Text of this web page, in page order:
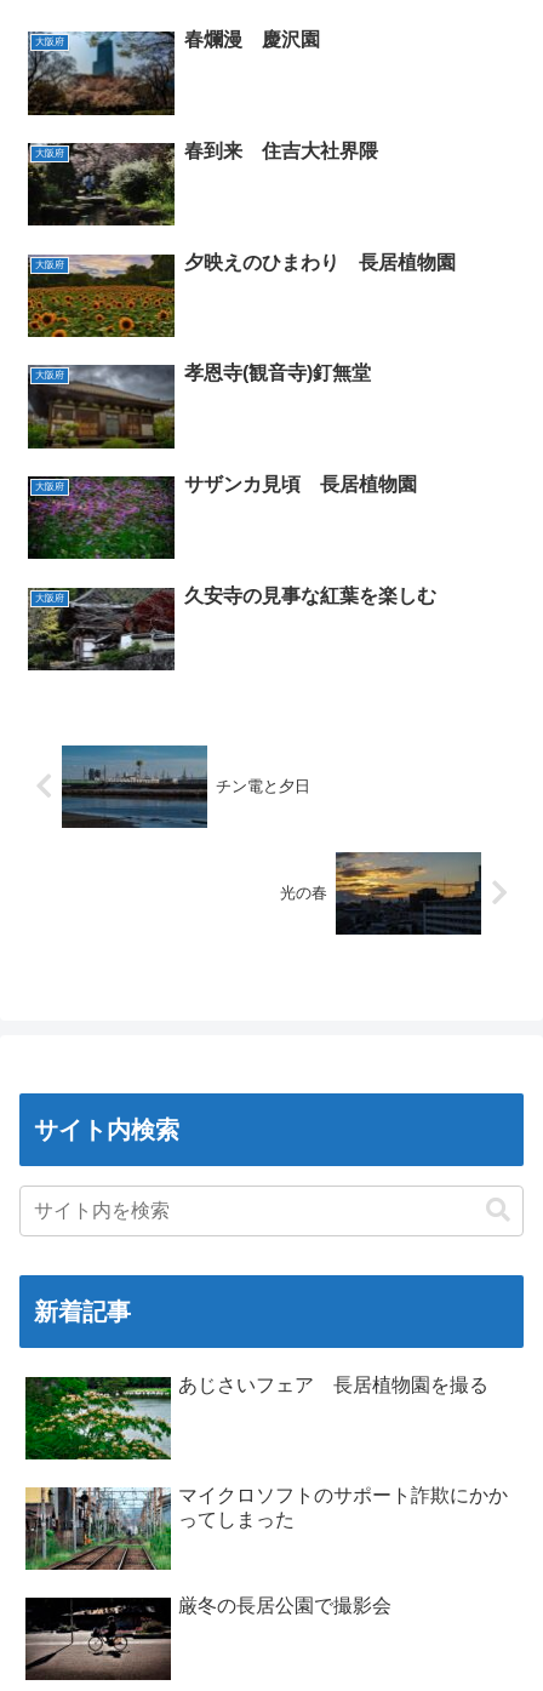
大阪府 春爛漫 慶沢園
大阪府 春到来 住吉大社界隈
大阪府 夕映えのひまわり 長居植物園
大阪府 孝恩寺(観音寺)釘無堂
大阪府 サザンカ見頃 長居植物園
大阪府 久安寺の見事な紅葉を楽しむ
チン電と夕日
光の春
サイト内検索
新着記事
あじさいフェア 長居植物園を撮る
マイクロソフトのサポート詐欺にかか
ってしまった
厳冬の長居公園で撮影会